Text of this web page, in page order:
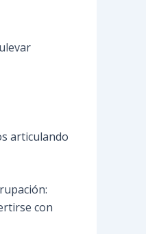
articulando
con